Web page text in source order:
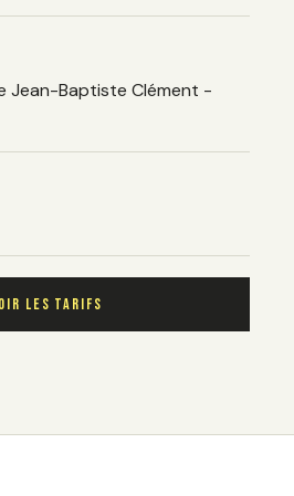
Jean-Baptiste Clément -
LES TARIFS